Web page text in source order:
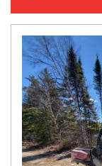
N
O
U
V
E
L
L
E